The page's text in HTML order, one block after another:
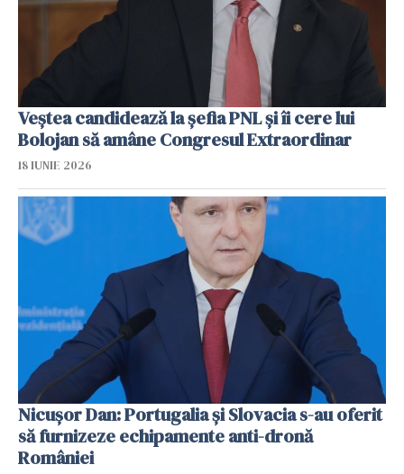
Veștea candidează la șefia PNL și îi cere lui
Bolojan să amâne Congresul Extraordinar
18 IUNIE 2026
Nicuşor Dan: Portugalia şi Slovacia s-au oferit
să furnizeze echipamente anti-dronă
României